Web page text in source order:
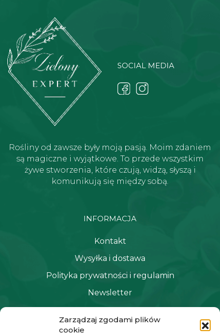
Zarządzaj zgodami plików
cookie
SOCIAL MEDIA
Rośliny od zawsze były moją pasją. Moim zdaniem
są magiczne i wyjątkowe. To przede wszystkim
żywe stworzenia, które czują, widzą, słyszą i
komunikują się między sobą.
INFORMACJA
Kontakt
Wysyłka i dostawa
Polityka prywatności i regulamin
Newsletter
NAWIGACJA